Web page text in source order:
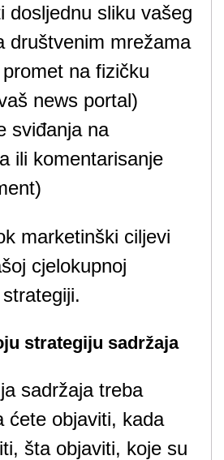
dosljednu sliku vašeg
društvenim mrežama
na fizičku
news portal)
sviđanja na
ili komentarisanje
marketinški ciljevi
cjelokupnoj
strategiju sadržaja
sadržaja treba
ćete objaviti, kada
šta objaviti, koje su